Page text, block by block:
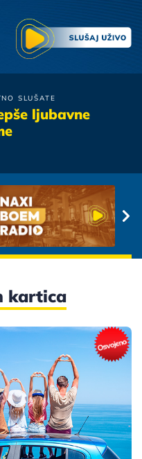
SLUŠATE
ljubavne
Film
Se Prvog Poljupca
kartica